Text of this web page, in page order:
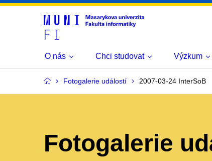
O nás Chci studovat Výzkum
Fotogalerie událostí 2007-03-24 InterSoB
Fotogalerie